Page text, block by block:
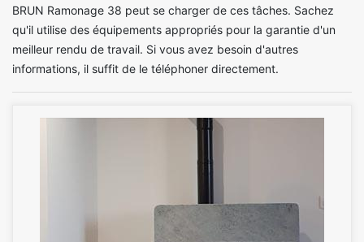
BRUN Ramonage 38 peut se charger de ces tâches. Sachez
qu'il utilise des équipements appropriés pour la garantie d'un
meilleur rendu de travail. Si vous avez besoin d'autres
informations, il suffit de le téléphoner directement.